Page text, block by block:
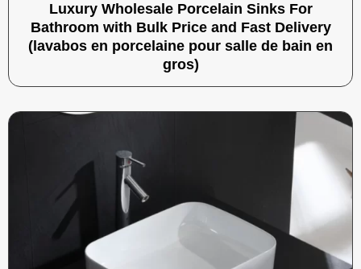
Luxury Wholesale Porcelain Sinks For
Bathroom with Bulk Price and Fast Delivery
(lavabos en porcelaine pour salle de bain en
gros)